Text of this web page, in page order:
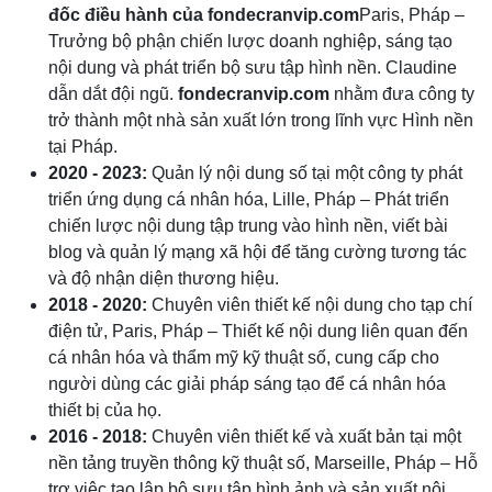
đốc điều hành của fondecranvip.comParis, Pháp –
Trưởng bộ phận chiến lược doanh nghiệp, sáng tạo
nội dung và phát triển bộ sưu tập hình nền. Claudine
dẫn dắt đội ngũ. fondecranvip.com nhằm đưa công ty
trở thành một nhà sản xuất lớn trong lĩnh vực Hình nền
tại Pháp.
2020 - 2023: Quản lý nội dung số tại một công ty phát
triển ứng dụng cá nhân hóa, Lille, Pháp – Phát triển
chiến lược nội dung tập trung vào hình nền, viết bài
blog và quản lý mạng xã hội để tăng cường tương tác
và độ nhận diện thương hiệu.
2018 - 2020: Chuyên viên thiết kế nội dung cho tạp chí
điện tử, Paris, Pháp – Thiết kế nội dung liên quan đến
cá nhân hóa và thẩm mỹ kỹ thuật số, cung cấp cho
người dùng các giải pháp sáng tạo để cá nhân hóa
thiết bị của họ.
2016 - 2018: Chuyên viên thiết kế và xuất bản tại một
nền tảng truyền thông kỹ thuật số, Marseille, Pháp – Hỗ